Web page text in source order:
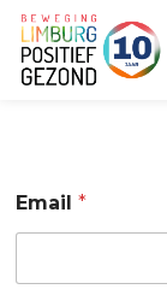
Email *